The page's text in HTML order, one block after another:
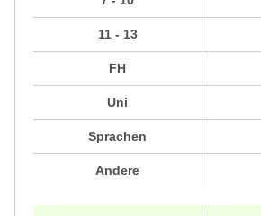
11 - 13
FH
Uni
Sprachen
Andere